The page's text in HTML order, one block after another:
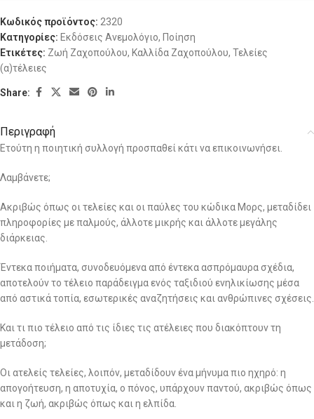
Κωδικός προϊόντος: 2320
Κατηγορίες: Εκδόσεις Ανεμολόγιο, Ποίηση
Ετικέτες: Ζωή Ζαχοπούλου, Καλλίδα Ζαχοπούλου, Τελείες
(α)τέλειες
Share:
Περιγραφή
Ετούτη η ποιητική συλλογή προσπαθεί κάτι να επικοινωνήσει.
Λαμβάνετε;
Ακριβώς όπως οι τελείες και οι παύλες του κώδικα Μορς, μεταδίδει
πληροφορίες με παλμούς, άλλοτε μικρής και άλλοτε μεγάλης
διάρκειας.
Έντεκα ποιήματα, συνοδευόμενα από έντεκα ασπρόμαυρα σχέδια,
αποτελούν το τέλειο παράδειγμα ενός ταξιδιού ενηλικίωσης μέσα
από αστικά τοπία, εσωτερικές αναζητήσεις και ανθρώπινες σχέσεις.
Και τι πιο τέλειο από τις ίδιες τις ατέλειες που διακόπτουν τη
μετάδοση;
Οι ατελείς τελείες, λοιπόν, μεταδίδουν ένα μήνυμα πιο ηχηρό: η
απογοήτευση, η αποτυχία, ο πόνος, υπάρχουν παντού, ακριβώς όπως
και η ζωή, ακριβώς όπως και η ελπίδα.